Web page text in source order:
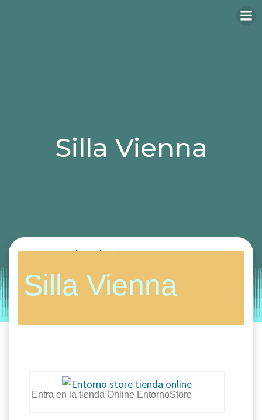
Silla Vienna
Categories: sillas sillas de escritorio
by Entorno | on septiembre 12, 2019
Silla Vienna
Entra en la tienda Online EntornoStore